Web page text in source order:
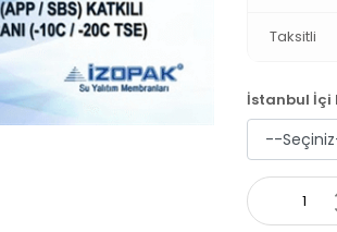
Taksitli
İstanbul İçi